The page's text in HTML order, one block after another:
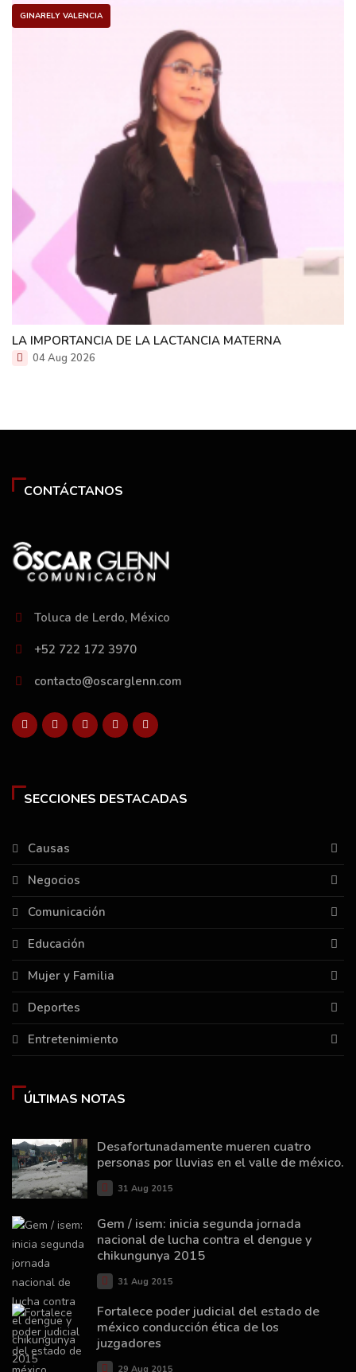
GINARELY VALENCIA
LA IMPORTANCIA DE LA LACTANCIA MATERNA
04 Aug 2026
CONTÁCTANOS
Toluca de Lerdo, México
+52 722 172 3970
contacto@oscarglenn.com
SECCIONES DESTACADAS
Causas
Negocios
Comunicación
Educación
Mujer y Familia
Deportes
Entretenimiento
ÚLTIMAS NOTAS
Desafortunadamente mueren cuatro
personas por lluvias en el valle de méxico.
31 Aug 2015
Gem / isem: inicia segunda jornada
nacional de lucha contra el dengue y
chikungunya 2015
31 Aug 2015
Fortalece poder judicial del estado de
méxico conducción ética de los
juzgadores
29 Aug 2015